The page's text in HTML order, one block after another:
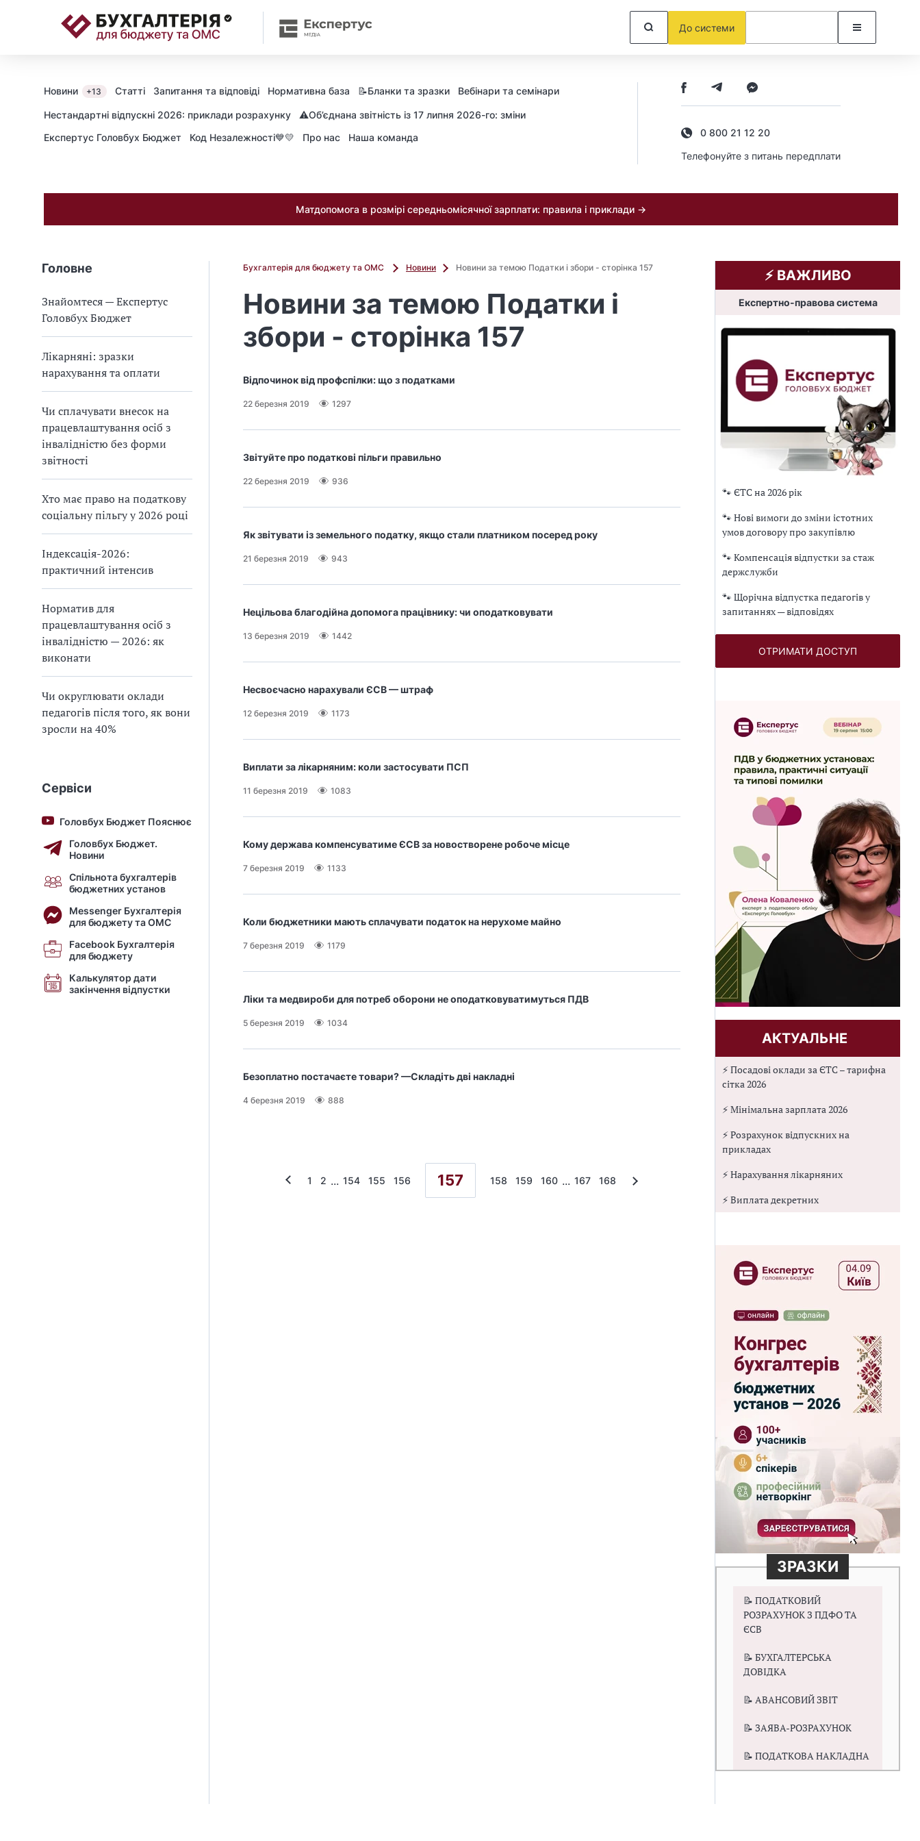
До системи
Новини +13 Статті Запитання та відповіді Нормативна база 📝Бланки та зразки Вебінари та семінари
Нестандартні відпускні 2026: приклади розрахунку
⚠️Об’єднана звітність із 17 липня 2026-го: зміни
Експертус Головбух Бюджет
Код Незалежності💙💛 Про нас Наша команда
0 800 21 12 20
Телефонуйте з питань передплати
Матдопомога в розмірі середньомісячної зарплати: правила і приклади →
Головне
Знайомтеся — Експертус
Головбух Бюджет
Лікарняні: зразки
нарахування та оплати
Чи сплачувати внесок на
працевлаштування осіб з
інвалідністю без форми
звітності
Хто має право на податкову
соціальну пільгу у 2026 році
Індексація-2026:
практичний інтенсив
Норматив для
працевлаштування осіб з
інвалідністю — 2026: як
виконати
Чи округлювати оклади
педагогів після того, як вони
зросли на 40%
Сервіси
Головбух Бюджет Пояснює
Головбух Бюджет.
Новини
Спільнота бухгалтерів
бюджетних установ
Messenger Бухгалтерія
для бюджету та ОМС
Facebook Бухгалтерія
для бюджету
Калькулятор дати
закінчення відпустки
Бухгалтерія для бюджету та ОМС Новини Новини за темою Податки і збори - сторінка 157
Новини за темою Податки і
збори - сторінка 157
Відпочинок від профспілки: що з податками
22 березня 2019 1297
Звітуйте про податкові пільги правильно
22 березня 2019 936
Як звітувати із земельного податку, якщо стали платником посеред року
21 березня 2019 943
Нецільова благодійна допомога працівнику: чи оподатковувати
13 березня 2019 1442
Несвоєчасно нарахували ЄСВ — штраф
12 березня 2019 1173
Виплати за лікарняним: коли застосувати ПСП
11 березня 2019 1083
Кому держава компенсуватиме ЄСВ за новостворене робоче місце
7 березня 2019 1133
Коли бюджетники мають сплачувати податок на нерухоме майно
7 березня 2019 1179
Ліки та медвироби для потреб оборони не оподатковуватимуться ПДВ
5 березня 2019 1034
Безоплатно постачаєте товари? —Складіть дві накладні
4 березня 2019 888
1 2 ... 154 155 156 157 158 159 160 ... 167 168
⚡️ ВАЖЛИВО
Експертно-правова система
🐾 ЄТС на 2026 рік
🐾 Нові вимоги до зміни істотних
умов договору про закупівлю
🐾 Компенсація відпустки за стаж
держслужби
🐾 Щорічна відпустка педагогів у
запитаннях — відповідях
ОТРИМАТИ ДОСТУП
АКТУАЛЬНЕ
⚡ Посадові оклади за ЄТС – тарифна
сітка 2026
⚡ Мінімальна зарплата 2026
⚡ Розрахунок відпускних на
прикладах
⚡ Нарахування лікарняних
⚡ Виплата декретних
ЗРАЗКИ
📝 ПОДАТКОВИЙ
РОЗРАХУНОК З ПДФО ТА
ЄСВ
📝 БУХГАЛТЕРСЬКА
ДОВІДКА
📝 АВАНСОВИЙ ЗВІТ
📝 ЗАЯВА-РОЗРАХУНОК
📝 ПОДАТКОВА НАКЛАДНА